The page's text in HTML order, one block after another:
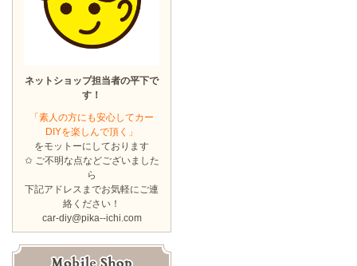
ネットショップ担当者の平下で
す！
「素人の方にも安心してカー
DIYを楽しんで頂く」
をモットーにしております
✩ ご不明な点などございました
ら
下記アドレスまでお気軽にご連
絡ください！
car-diy@pika--ichi.com